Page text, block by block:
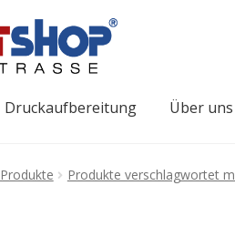
Druckaufbereitung Über uns
Produkte Produkte verschlagwortet